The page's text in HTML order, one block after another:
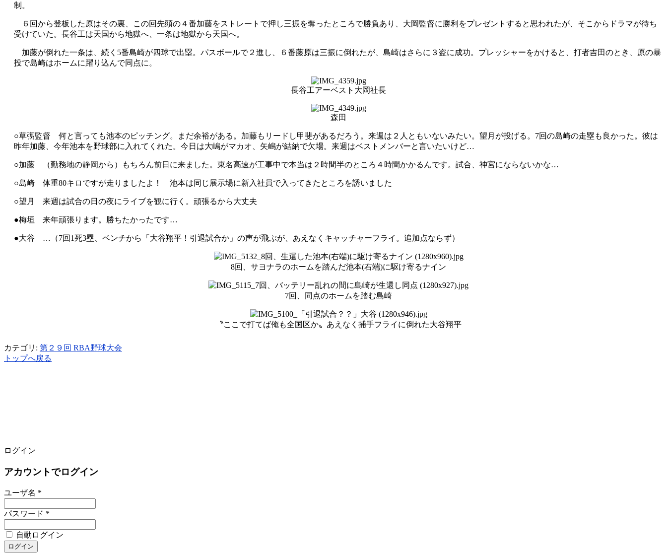
制。
６回から登板した原はその裏、この回先頭の４番加藤をストレートで押し三振を奪ったところで勝負あり、大岡監督に勝利をプレゼントすると思われたが、そこからドラマが待ち
受けていた。長谷工は天国から地獄へ、一条は地獄から天国へ。
加藤が倒れた一条は、続く5番島崎が四球で出塁。パスボールで２進し、６番藤原は三振に倒れたが、島崎はさらに３盗に成功。プレッシャーをかけると、打者吉田のとき、原の暴
投で島崎はホームに躍り込んで同点に。
長谷工アーベスト大岡社長
森田
○草彅監督 何と言っても池本のピッチング。まだ余裕がある。加藤もリードし甲斐があるだろう。来週は２人ともいないみたい。望月が投げる。7回の島崎の走塁も良かった。彼は
昨年加藤、今年池本を野球部に入れてくれた。今日は大嶋がマカオ、矢嶋が結納で欠場。来週はベストメンバーと言いたいけど…
○加藤 （勤務地の静岡から）もちろん前日に来ました。東名高速が工事中で本当は２時間半のところ４時間かかるんです。試合、神宮にならないかな…
○島崎 体重80キロですが走りましたよ！ 池本は同じ展示場に新入社員で入ってきたところを誘いました
○望月 来週は試合の日の夜にライブを観に行く。頑張るから大丈夫
●梅垣 来年頑張ります。勝ちたかったです…
●大谷 …（7回1死3塁、ベンチから「大谷翔平！引退試合か」の声が飛ぶが、あえなくキャッチャーフライ。追加点ならず）
8回、サヨナラのホームを踏んだ池本(右端)に駆け寄るナイン
7回、同点のホームを踏む島崎
〝ここで打てば俺も全国区か〟あえなく捕手フライに倒れた大谷翔平
カテゴリ: 第２９回 RBA野球大会
トップへ戻る
ログイン
アカウントでログイン
ユーザ名 *
パスワード *
自動ログイン